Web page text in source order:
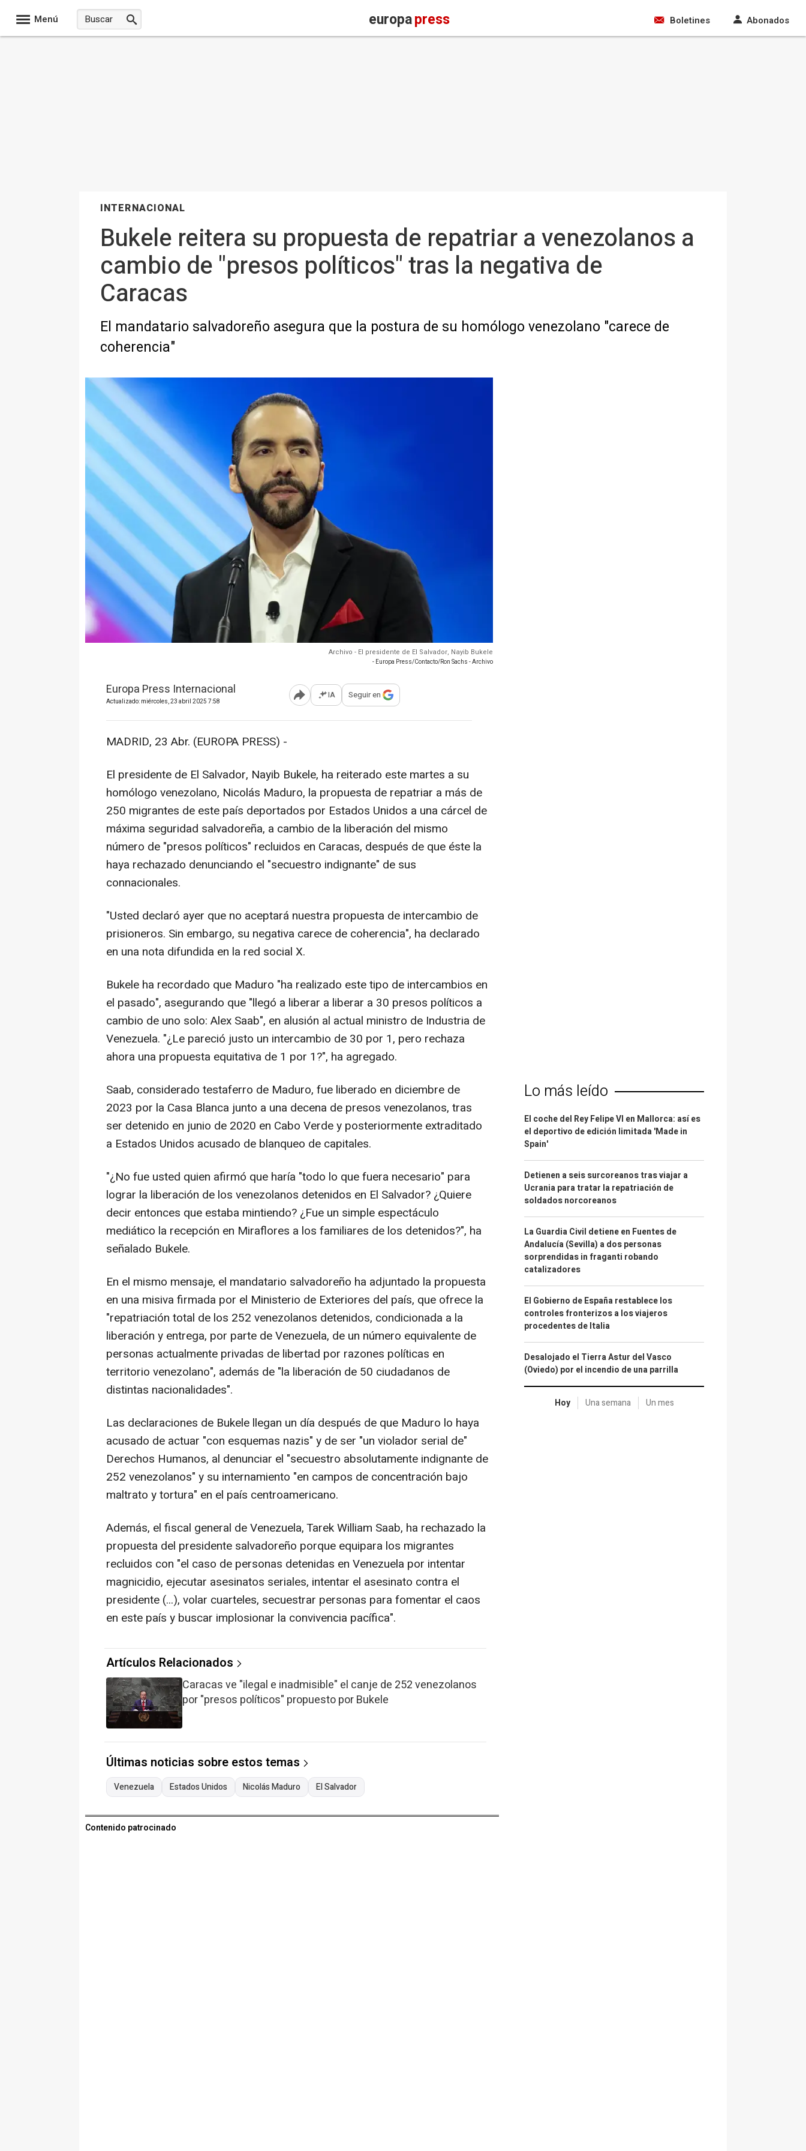
Menú europapress Boletines Abonados
INTERNACIONAL
Bukele reitera su propuesta de repatriar a venezolanos a
cambio de "presos políticos" tras la negativa de
Caracas
El mandatario salvadoreño asegura que la postura de su homólogo venezolano "carece de
coherencia"
Archivo - El presidente de El Salvador, Nayib Bukele
- Europa Press/Contacto/Ron Sachs - Archivo
Europa Press Internacional
Actualizado: miércoles, 23 abril 2025 7:58 Abrir opciones para compartir
IA Seguir en
MADRID, 23 Abr. (EUROPA PRESS) -
El presidente de El Salvador, Nayib Bukele, ha reiterado este martes a su
homólogo venezolano, Nicolás Maduro, la propuesta de repatriar a más de
250 migrantes de este país deportados por Estados Unidos a una cárcel de
máxima seguridad salvadoreña, a cambio de la liberación del mismo
número de "presos políticos" recluidos en Caracas, después de que éste la
haya rechazado denunciando el "secuestro indignante" de sus
connacionales.
"Usted declaró ayer que no aceptará nuestra propuesta de intercambio de
prisioneros. Sin embargo, su negativa carece de coherencia", ha declarado
en una nota difundida en la red social X.
Bukele ha recordado que Maduro "ha realizado este tipo de intercambios en
el pasado", asegurando que "llegó a liberar a liberar a 30 presos políticos a
cambio de uno solo: Alex Saab", en alusión al actual ministro de Industria de
Venezuela. "¿Le pareció justo un intercambio de 30 por 1, pero rechaza
ahora una propuesta equitativa de 1 por 1?", ha agregado.
Saab, considerado testaferro de Maduro, fue liberado en diciembre de
2023 por la Casa Blanca junto a una decena de presos venezolanos, tras
ser detenido en junio de 2020 en Cabo Verde y posteriormente extraditado
a Estados Unidos acusado de blanqueo de capitales.
"¿No fue usted quien afirmó que haría "todo lo que fuera necesario" para
lograr la liberación de los venezolanos detenidos en El Salvador? ¿Quiere
decir entonces que estaba mintiendo? ¿Fue un simple espectáculo
mediático la recepción en Miraflores a los familiares de los detenidos?", ha
señalado Bukele.
En el mismo mensaje, el mandatario salvadoreño ha adjuntado la propuesta
en una misiva firmada por el Ministerio de Exteriores del país, que ofrece la
"repatriación total de los 252 venezolanos detenidos, condicionada a la
liberación y entrega, por parte de Venezuela, de un número equivalente de
personas actualmente privadas de libertad por razones políticas en
territorio venezolano", además de "la liberación de 50 ciudadanos de
distintas nacionalidades".
Las declaraciones de Bukele llegan un día después de que Maduro lo haya
acusado de actuar "con esquemas nazis" y de ser "un violador serial de"
Derechos Humanos, al denunciar el "secuestro absolutamente indignante de
252 venezolanos" y su internamiento "en campos de concentración bajo
maltrato y tortura" en el país centroamericano.
Además, el fiscal general de Venezuela, Tarek William Saab, ha rechazado la
propuesta del presidente salvadoreño porque equipara los migrantes
recluidos con "el caso de personas detenidas en Venezuela por intentar
magnicidio, ejecutar asesinatos seriales, intentar el asesinato contra el
presidente (...), volar cuarteles, secuestrar personas para fomentar el caos
en este país y buscar implosionar la convivencia pacífica".
Artículos Relacionados
Caracas ve "ilegal e inadmisible" el canje de 252 venezolanos
por "presos políticos" propuesto por Bukele
Últimas noticias sobre estos temas
Venezuela Estados Unidos Nicolás Maduro El Salvador
Contenido patrocinado
Lo más leído
El coche del Rey Felipe VI en Mallorca: así es
el deportivo de edición limitada 'Made in
Spain'
Detienen a seis surcoreanos tras viajar a
Ucrania para tratar la repatriación de
soldados norcoreanos
La Guardia Civil detiene en Fuentes de
Andalucía (Sevilla) a dos personas
sorprendidas in fraganti robando
catalizadores
El Gobierno de España restablece los
controles fronterizos a los viajeros
procedentes de Italia
Desalojado el Tierra Astur del Vasco
(Oviedo) por el incendio de una parrilla
Hoy Una semana Un mes